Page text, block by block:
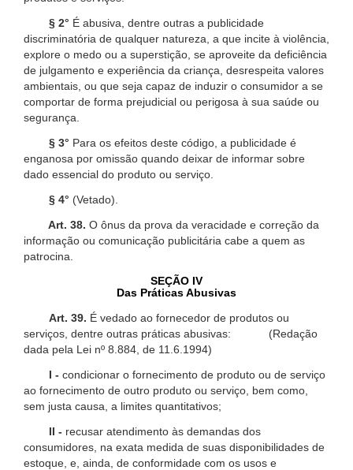
§ 2° É abusiva, dentre outras a publicidade
discriminatória de qualquer natureza, a que incite à violência,
explore o medo ou a superstição, se aproveite da deficiência
de julgamento e experiência da criança, desrespeita valores
ambientais, ou que seja capaz de induzir o consumidor a se
comportar de forma prejudicial ou perigosa à sua saúde ou
segurança.
§ 3° Para os efeitos deste código, a publicidade é
enganosa por omissão quando deixar de informar sobre
dado essencial do produto ou serviço.
§ 4° (Vetado).
Art. 38. O ônus da prova da veracidade e correção da
informação ou comunicação publicitária cabe a quem as
patrocina.
SEÇÃO IV
Das Práticas Abusivas
Art. 39. É vedado ao fornecedor de produtos ou
serviços, dentre outras práticas abusivas: (Redação
dada pela Lei nº 8.884, de 11.6.1994)
I - condicionar o fornecimento de produto ou de serviço
ao fornecimento de outro produto ou serviço, bem como,
sem justa causa, a limites quantitativos;
II - recusar atendimento às demandas dos
consumidores, na exata medida de suas disponibilidades de
estoque, e, ainda, de conformidade com os usos e